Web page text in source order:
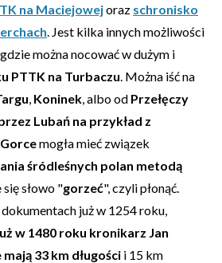
na Maciejowejoraz schronisko
. Jest kilka innych możliwości
gdzie można nocować w dużym i
PTTK na Turbaczu. Można iść na
, Koninek, albo od Przełęczy
Lubań na przykład z
Gorcemogła mieć związek
śródleśnych polan metodą
się słowo "gorzeć", czyli płonąć.
już w 1254 roku,
w 1480 roku kronikarz Jan
mają 33 km długości i 15 km